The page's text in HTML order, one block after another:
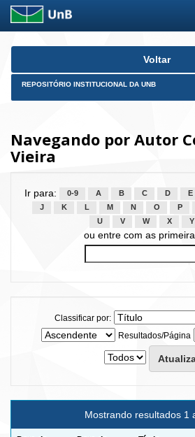
Skip
Voltar
REPOSITÓRIO INSTITUCIONAL DA UNB
Navegando por Autor
Vieira
Ir para: 0-9 A B C D E
J
K L M N O P
U
V W X Y
ou entre com as
Classificar por:
Resultados/Página
Mostrando resultados 1